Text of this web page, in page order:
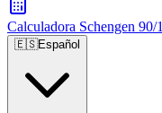
Calculadora Schengen 90/
🇪🇸Español